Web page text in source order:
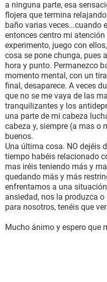
a ninguna parte, esa
flojera que termina
baño varias veces...cuando
entonces centro mi
experimento, juego con
cosa se pone chunga, pues
hora y punto. Permanezco
momento mental, con un
final, desaparece. A veces
que no se me vaya de las
tranquilizantes y los
una parte de mi cabeza
cabeza y, siempre (a mas o
buenos.
Una última cosa. NO dejéis
tiempo habéis relacionado
mas iréis teniendo más y
quedando más y más
enfrentamos a una
ansiedad, nos la produzca
para nosotros, tenéis que
Mucho ánimo y espero que